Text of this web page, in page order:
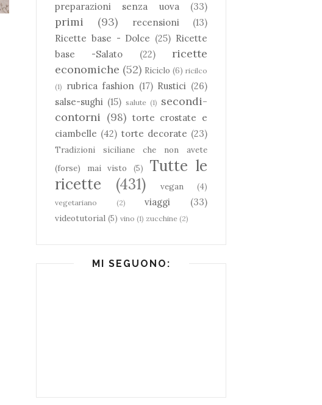
preparazioni senza uova (33)
primi (93) recensioni
(13)
Ricette base - Dolce (25) Ricette
base -Salato
(22)
ricette
economiche (52) Riciclo (6) ricilco
(1) rubrica fashion (17) Rustici (26)
salse-sughi (15) salute (1) secondi-
contorni (98) torte crostate e
ciambelle (42) torte decorate (23)
Tradizioni siciliane che non avete
(forse) mai visto
(5)
Tutte le
ricette
(431) vegan (4)
vegetariano (2) viaggi (33)
videotutorial (5) vino (1) zucchine (2)
MI SEGUONO: